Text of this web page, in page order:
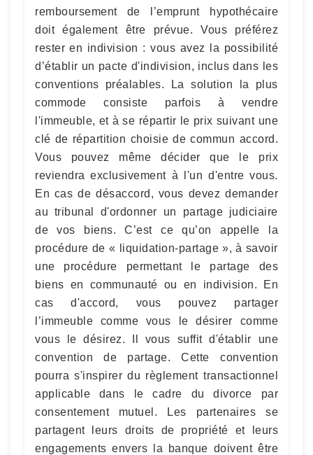
remboursement de l’emprunt hypothécaire
doit également être prévue. Vous préférez
rester en indivision : vous avez la possibilité
d’établir un pacte d'indivision, inclus dans les
conventions préalables. La solution la plus
commode consiste parfois à vendre
l'immeuble, et à se répartir le prix suivant une
clé de répartition choisie de commun accord.
Vous pouvez même décider que le prix
reviendra exclusivement à l'un d'entre vous.
En cas de désaccord, vous devez demander
au tribunal d'ordonner un partage judiciaire
de vos biens. C’est ce qu’on appelle la
procédure de « liquidation-partage », à savoir
une procédure permettant le partage des
biens en communauté ou en indivision. En
cas d'accord, vous pouvez partager
l’immeuble comme vous le désirer comme
vous le désirez. Il vous suffit d'établir une
convention de partage. Cette convention
pourra s'inspirer du règlement transactionnel
applicable dans le cadre du divorce par
consentement mutuel. Les partenaires se
partagent leurs droits de propriété et leurs
engagements envers la banque doivent être